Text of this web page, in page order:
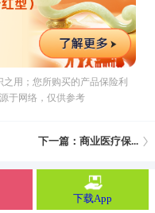
用；您所购买的产品保险利
于网络，仅供参考
下一篇：商业医疗保...
下载App